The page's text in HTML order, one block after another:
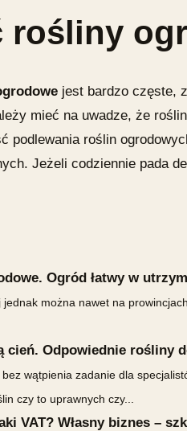
rośliny
jest bardzo częste,
mieć na uwadze, że
podlewania roślin
Jeżeli codziennie pada
Ogród łatwy w
można nawet na
cień. Odpowiednie rośliny
wątpienia zadanie dla
czy to uprawnych czy...
VAT? Własny biznes –